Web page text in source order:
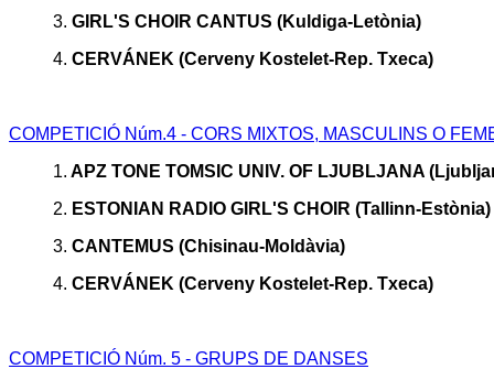
3. GIRL'S CHOIR CANTUS (Kuldiga-Letònia)
4. CERVÁNEK (Cerveny Kostelet-Rep. Txeca)
COMPETICIÓ Núm.4 - CORS MIXTOS, MASCULINS O
1. APZ TONE TOMSIC UNIV. OF LJUBLJANA
2. ESTONIAN RADIO GIRL'S CHOIR (Tallinn-Estònia)
3. CANTEMUS (Chisinau-Moldàvia)
4. CERVÁNEK (Cerveny Kostelet-Rep. Txeca)
COMPETICIÓ Núm. 5 - GRUPS DE DANSES